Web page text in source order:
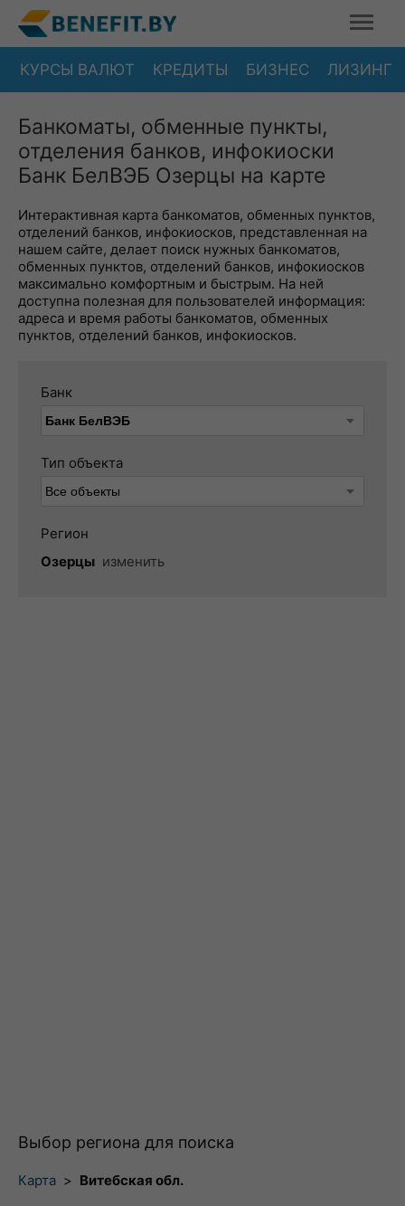
КУРСЫ ВАЛЮТ КРЕДИТЫ БИЗНЕС ЛИЗИНГ
Банкоматы, обменные пункты,
отделения банков, инфокиоски
Банк БелВЭБ Озерцы на карте
Интерактивная карта банкоматов, обменных пунктов,
отделений банков, инфокиосков, представленная на
нашем сайте, делает поиск нужных банкоматов,
обменных пунктов, отделений банков, инфокиосков
максимально комфортным и быстрым. На ней
доступна полезная для пользователей информация:
адреса и время работы банкоматов, обменных
пунктов, отделений банков, инфокиосков.
Банк
Тип объекта
Регион
Озерцы изменить
Выбор региона для поиска
Карта > Витебская обл.